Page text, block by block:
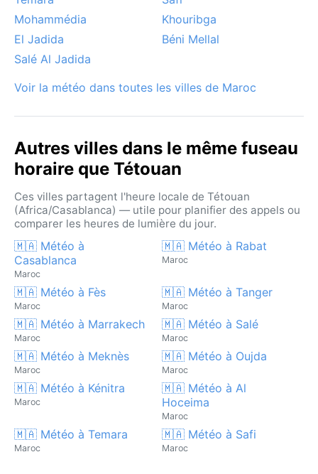
Mohammédia
Khouribga
El Jadida
Béni Mellal
Salé Al Jadida
Voir la météo dans toutes les villes de Maroc
Autres villes dans le même fuseau
horaire que Tétouan
Ces villes partagent l'heure locale de Tétouan
(Africa/Casablanca) — utile pour planifier des appels ou
comparer les heures de lumière du jour.
🇲🇦 Météo à
Casablanca
Maroc
🇲🇦 Météo à Rabat
Maroc
🇲🇦 Météo à Fès
Maroc
🇲🇦 Météo à Tanger
Maroc
🇲🇦 Météo à Marrakech
Maroc
🇲🇦 Météo à Salé
Maroc
🇲🇦 Météo à Meknès
Maroc
🇲🇦 Météo à Oujda
Maroc
🇲🇦 Météo à Kénitra
Maroc
🇲🇦 Météo à Al
Hoceima
Maroc
🇲🇦 Météo à Temara
Maroc
🇲🇦 Météo à Safi
Maroc